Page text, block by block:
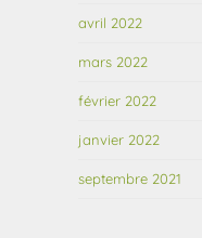
avril 2022
mars 2022
février 2022
janvier 2022
septembre 2021